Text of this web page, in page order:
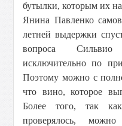
бутылки, которым их
Янина Павленко
летней выдержки
вопроса Сильвио
исключительно по
Поэтому можно с
что вино, которое
Более того, так
проверялось,